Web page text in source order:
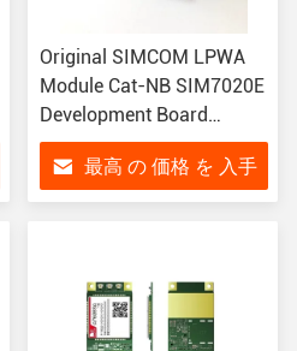
Original SIMCOM LPWA
Module Cat-NB SIM7020E
Development Board
Compatible with SIM800C
for M2M Applications
最高 の 価格 を 入手